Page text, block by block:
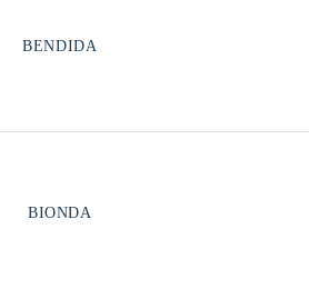
BENDIDA
BIONDA